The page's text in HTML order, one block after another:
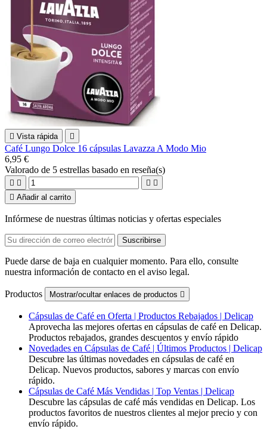
 Vista rápida 
Café Lungo Dolce 16 cápsulas Lavazza A Modo Mio
6,95 €
Valorado de 5 estrellas basado en reseña(s)
   
 Añadir al carrito
Infórmese de nuestras últimas noticias y ofertas especiales
Puede darse de baja en cualquier momento. Para ello, consulte
nuestra información de contacto en el aviso legal.
Productos Mostrar/ocultar enlaces de productos 
Cápsulas de Café en Oferta | Productos Rebajados | Delicap
Aprovecha las mejores ofertas en cápsulas de café en Delicap.
Productos rebajados, grandes descuentos y envío rápido
Novedades en Cápsulas de Café | Últimos Productos | Delicap
Descubre las últimas novedades en cápsulas de café en
Delicap. Nuevos productos, sabores y marcas con envío
rápido.
Cápsulas de Café Más Vendidas | Top Ventas | Delicap
Descubre las cápsulas de café más vendidas en Delicap. Los
productos favoritos de nuestros clientes al mejor precio y con
envío rápido.